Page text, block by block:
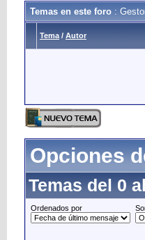
Temas en este foro :
Tema / Autor
Opciones
Temas del 0
Ordenados por